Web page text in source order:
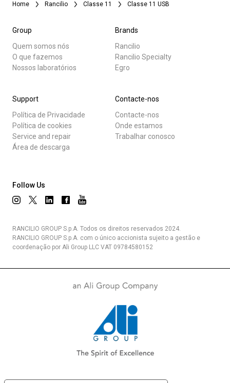
Home Rancilio Classe 11 Classe 11 USB
Group
Quem somos nós
O que fazemos
Nossos laboratórios
Brands
Rancilio
Rancilio Specialty
Egro
Support
Política de Privacidade
Política de cookies
Service and repair
Área de descarga
Contacte-nos
Contacte-nos
Onde estamos
Trabalhar conosco
Follow Us
RANCILIO GROUP S.p.A. Todos os direitos reservados 2024.
RANCILIO GROUP S.p.A. com o único accionista sujeito a gestão e
coordenação por Ali Group LLC VAT 09784580152